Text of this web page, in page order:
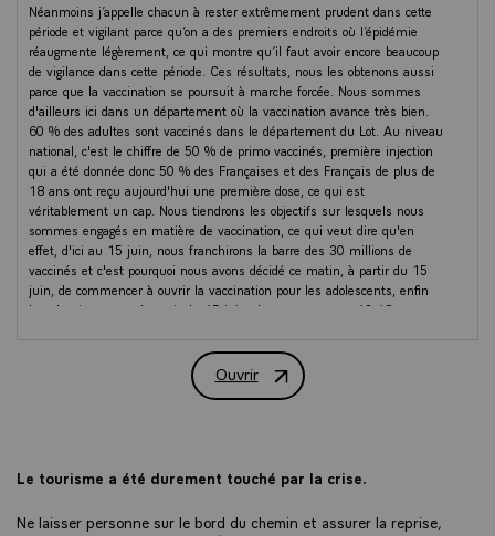
Néanmoins j’appelle chacun à rester extrêmement prudent dans cette
période et vigilant parce qu’on a des premiers endroits où l’épidémie
réaugmente légèrement, ce qui montre qu’il faut avoir encore beaucoup
de vigilance dans cette période. Ces résultats, nous les obtenons aussi
parce que la vaccination se poursuit à marche forcée. Nous sommes
d'ailleurs ici dans un département où la vaccination avance très bien.
60 % des adultes sont vaccinés dans le département du Lot. Au niveau
national, c'est le chiffre de 50 % de primo vaccinés, première injection
qui a été donnée donc 50 % des Françaises et des Français de plus de
18 ans ont reçu aujourd'hui une première dose, ce qui est
véritablement un cap. Nous tiendrons les objectifs sur lesquels nous
sommes engagés en matière de vaccination, ce qui veut dire qu'en
effet, d'ici au 15 juin, nous franchirons la barre des 30 millions de
vaccinés et c'est pourquoi nous avons décidé ce matin, à partir du 15
juin, de commencer à ouvrir la vaccination pour les adolescents, enfin
les plus jeunes et, à partir du 15 juin, de permettre aux 12-18 ans
conditions sanitaires, de consentement des parents et de bonne
information des familles, aussi éthiques qui seront précisées dans les
prochains jours par les autorités sanitaires et les autorités compétentes.
depuis Saint-Cyr, c'est pour tout ce secteur du tourisme, des loisirs, des
extrêmement importante ces derniers mois. Je dirais même ces 7
Ouvrir
PROPOS LIMINAIRE DU
Le tourisme a été durement touché par la crise.
Ne laisser personne sur le bord du chemin et assurer la reprise,